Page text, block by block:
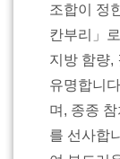
조합이 정
칸부리」
지방 함량,
유명합니
며, 종종
를 선사합